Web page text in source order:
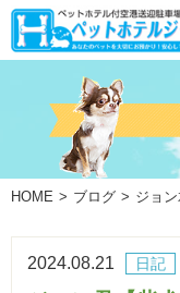
HOME ブログ ジョン
日記
2024.08.21